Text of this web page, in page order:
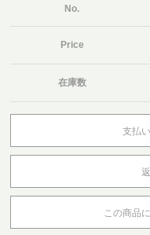
No.
Price
在庫数
支払
この商品